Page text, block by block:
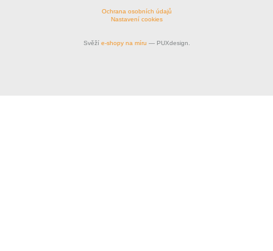
Ochrana osobních údajů
Nastavení cookies
Svěží e-shopy na míru — PUXdesign.